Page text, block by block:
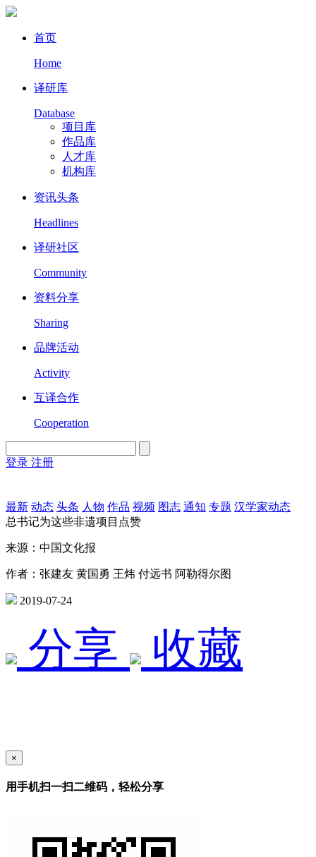
首页
Home
译研库
Database
项目库
作品库
人才库
机构库
资讯头条
Headlines
译研社区
Community
资料分享
Sharing
品牌活动
Activity
互译合作
Cooperation
登录 注册
最新 动态 头条 人物 作品 视频 图志 通知 专题 汉学家动态
总书记为这些非遗项目点赞
来源：中国文化报
作者：张建友 黄国勇 王炜 付远书 阿勒得尔图
2019-07-24
分享 收藏
×
用手机扫一扫二维码，轻松分享